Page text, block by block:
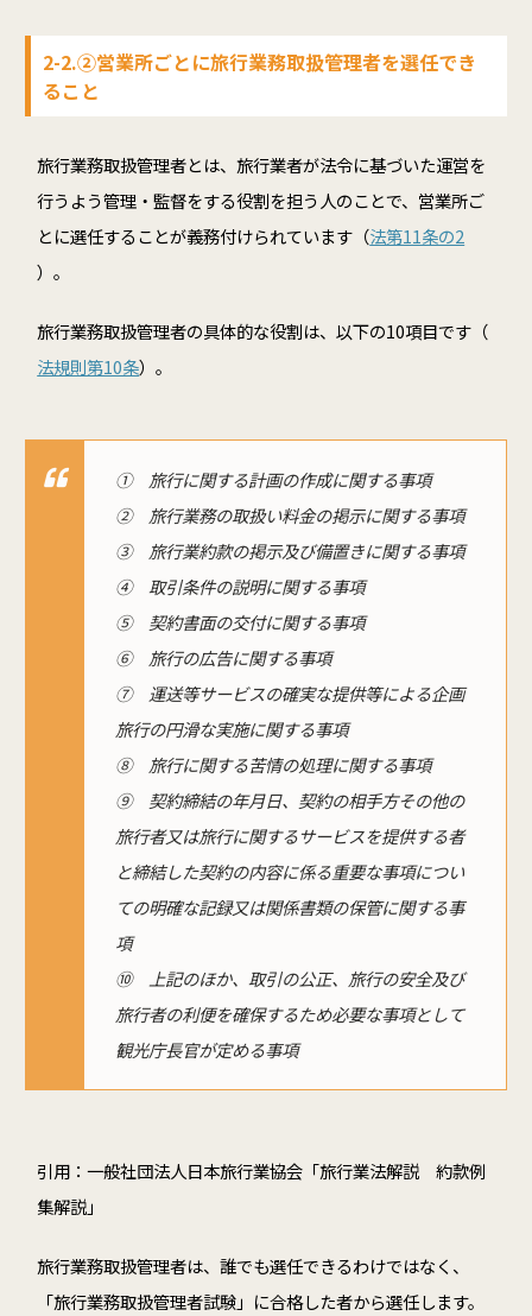
2-2.②営業所ごとに旅行業務取扱管理者を選任でき
ること
旅行業務取扱管理者とは、旅行業者が法令に基づいた運営を
行うよう管理・監督をする役割を担う人のことで、営業所ご
とに選任することが義務付けられています（法第11条の2
）。
旅行業務取扱管理者の具体的な役割は、以下の10項目です（
法規則第10条）。
① 旅行に関する計画の作成に関する事項
② 旅行業務の取扱い料金の掲示に関する事項
③ 旅行業約款の掲示及び備置きに関する事項
④ 取引条件の説明に関する事項
⑤ 契約書面の交付に関する事項
⑥ 旅行の広告に関する事項
⑦ 運送等サービスの確実な提供等による企画
旅行の円滑な実施に関する事項
⑧ 旅行に関する苦情の処理に関する事項
⑨ 契約締結の年月日、契約の相手方その他の
旅行者又は旅行に関するサービスを提供する者
と締結した契約の内容に係る重要な事項につい
ての明確な記録又は関係書類の保管に関する事
項
⑩ 上記のほか、取引の公正、旅行の安全及び
旅行者の利便を確保するため必要な事項として
観光庁長官が定める事項
引用：一般社団法人日本旅行業協会「旅行業法解説 約款例
集解説」
旅行業務取扱管理者は、誰でも選任できるわけではなく、
「旅行業務取扱管理者試験」に合格した者から選任します。